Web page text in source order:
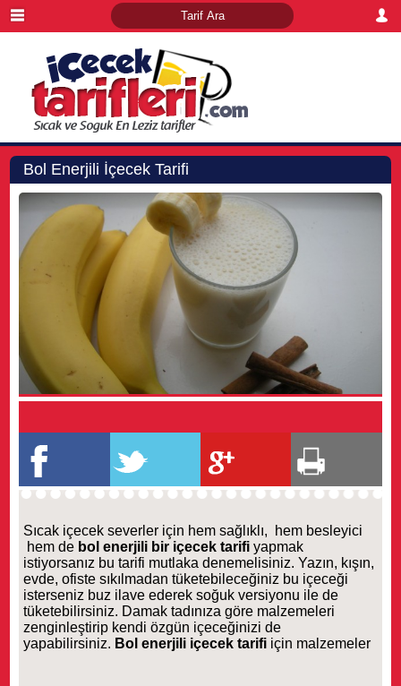
Bol Enerjili İçecek Tarifi
Sıcak içecek severler için hem sağlıklı, hem besleyici
hem de bol enerjili bir içecek tarifiyapmak
istiyorsanız bu tarifi mutlaka denemelisiniz. Yazın, kışın,
evde, ofiste sıkılmadan tüketebileceğiniz bu içeceği
isterseniz buz ilave ederek soğuk versiyonu ile de
tüketebilirsiniz. Damak tadınıza göre malzemeleri
zenginleştirip kendi özgün içeceğinizi de
yapabilirsiniz. Bol enerjili içecek tarifi için malzemeler